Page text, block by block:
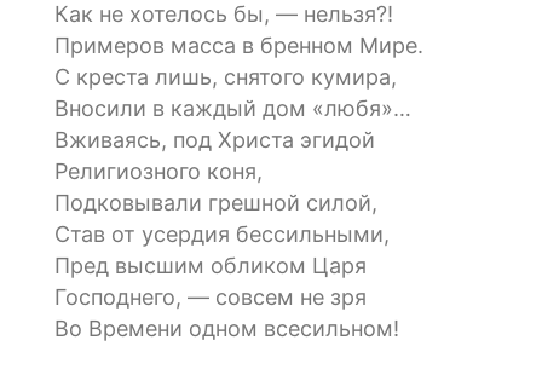
Как не хотелось бы, — нельзя?!
Примеров масса в бренном Мире.
С креста лишь, снятого кумира,
Вносили в каждый дом «любя»…
Вживаясь, под Христа эгидой
Религиозного коня,
Подковывали грешной силой,
Став от усердия бессильными,
Пред высшим обликом Царя
Господнего, — совсем не зря
Во Времени одном всесильном!